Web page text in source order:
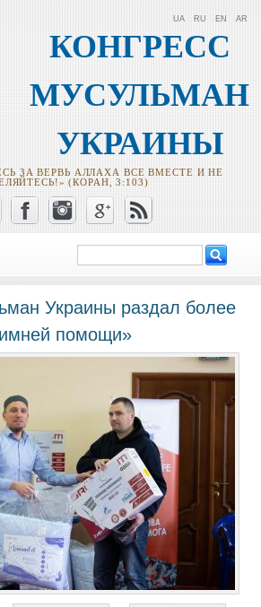
КОНГРЕСС
МУСУЛЬМАН
УКРАИНЫ
ЗА ВЕРВЬ АЛЛАХА ВСЕ ВМЕСТЕ И НЕ
(КОРАН, 3:103)
UA RU EN AR
Форма поиска
Украины раздал более
помощи»